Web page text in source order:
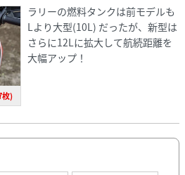
枚)
ラリーの燃料タンクは前モデルも
Lより大型(10L) だったが、新型は
さらに12Lに拡大して航続距離を
大幅アップ！